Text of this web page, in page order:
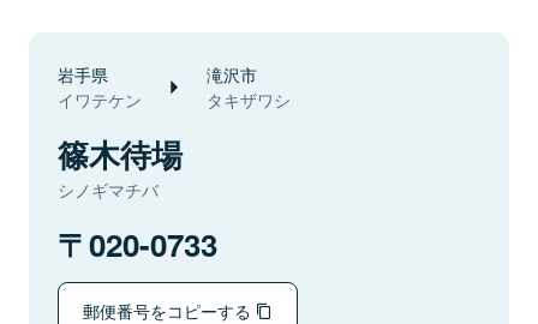
岩手県
イワテケン
滝沢市
タキザワシ
篠木待場
シノギマチバ
020-0733
郵便番号をコピーする